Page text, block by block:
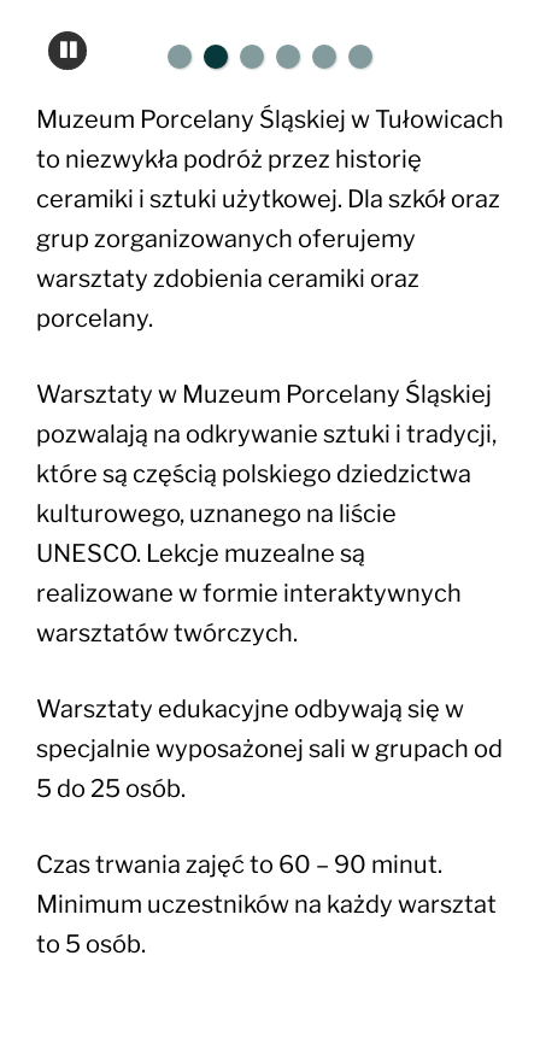
Muzeum Porcelany Śląskiej w Tułowicach
to niezwykła podróż przez historię
ceramiki i sztuki użytkowej. Dla szkół oraz
grup zorganizowanych oferujemy
warsztaty zdobienia ceramiki oraz
porcelany.
Warsztaty w Muzeum Porcelany Śląskiej
pozwalają na odkrywanie sztuki i tradycji,
które są częścią polskiego dziedzictwa
kulturowego, uznanego na liście
UNESCO. Lekcje muzealne są
realizowane w formie interaktywnych
warsztatów twórczych.
Warsztaty edukacyjne odbywają się w
specjalnie wyposażonej sali w grupach od
5 do 25 osób.
Czas trwania zajęć to 60 – 90 minut.
Minimum uczestników na każdy warsztat
to 5 osób.